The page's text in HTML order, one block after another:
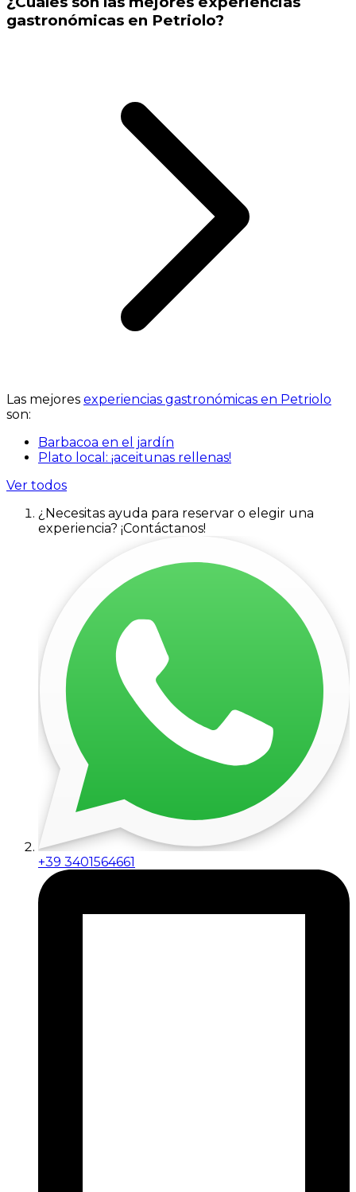
gastronómicas en Petriolo?
Las mejores experiencias gastronómicas en Petriolo
son:
Barbacoa en el jardín
Plato local: ¡aceitunas rellenas!
Ver todos
¿Necesitas ayuda para reservar o elegir una
experiencia? ¡Contáctanos!
+39 3401564661